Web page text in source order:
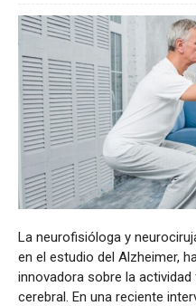
La neurofisióloga y
en el estudio del Alzheimer,
innovadora sobre la
cerebral. En una reciente